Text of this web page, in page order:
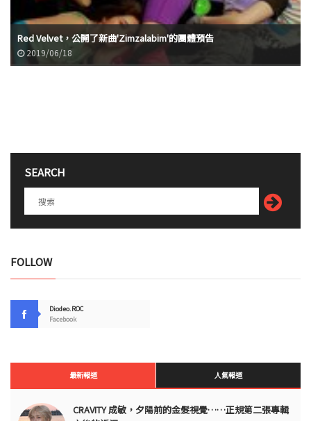
Red Velvet，公開了新曲'Zimzalabim'的團體預告
2019/06/18
SEARCH
FOLLOW
Diodeo.ROC
Facebook
最新報道 人氣報道
CRAVITY 成敏，夕陽前的金髮視覺……正規第二張專輯